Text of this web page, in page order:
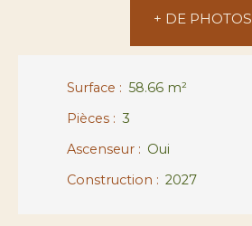
+ DE PHOTOS
Surface : 58.66 m²
Pièces : 3
Ascenseur : Oui
Construction : 2027